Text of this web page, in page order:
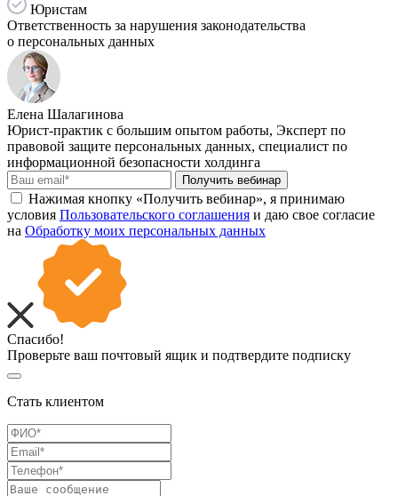
Юристам
Ответственность за нарушения законодательства
о персональных данных
Елена Шалагинова
Юрист-практик с большим опытом работы, Эксперт по
правовой защите персональных данных, специалист по
информационной безопасности холдинга
Получить вебинар
Нажимая кнопку «Получить вебинар», я принимаю
условия Пользовательского соглашения и даю свое согласие
на Обработку моих персональных данных
Спасибо!
Проверьте ваш почтовый ящик и подтвердите подписку
Стать клиентом